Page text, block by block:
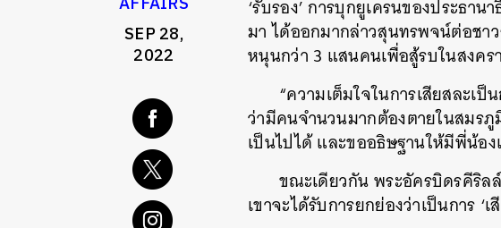
SEP 28,
2022
‘รับรอง’ การบุกยูเครนของประธ
มา ได้ออกมากล่าวสุนทรพจน์ต่อชา
หนุนกว่า 3 แสนคนเพื่อสู้รบในสงคร
“ความเต็มใจในการเสียสละเ
ว่ามีคนจำนวนมากต้องตายในสมรภู
เป็นไปได้ และขออธิษฐานให้มีพี่น้อ
ขณะเดียวกัน พระอัครบิดรคีริล
เขาจะได้รับการยกย่องว่าเป็นการ